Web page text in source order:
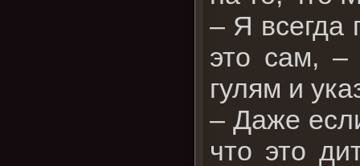
– Я всегда
это сам,
гулям и
– Даже
что это